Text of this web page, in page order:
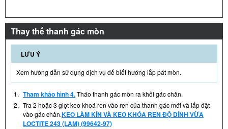
Thay thế thanh gác mòn
LƯU Ý
Xem hướng dẫn sử dụng dịch vụ để biết hướng lắp pát mòn.
1. Tham khảo hình 4.Tháo thanh gác mòn ra khỏi gác chân.
2. Tra 2 hoặc 3 giọt keo khoá ren vào ren của thanh gác mới và lắp đặt
vào gác chân.KEO LÀM KÍN VÀ KEO KHÓA REN ĐỘ DÍNH VỪA
LOCTITE 243 (LAM) (99642-97)